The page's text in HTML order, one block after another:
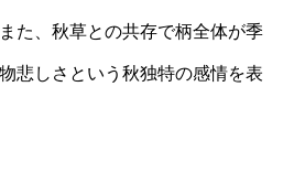
た、秋草との共存で柄全体が季
悲しさという秋独特の感情を表